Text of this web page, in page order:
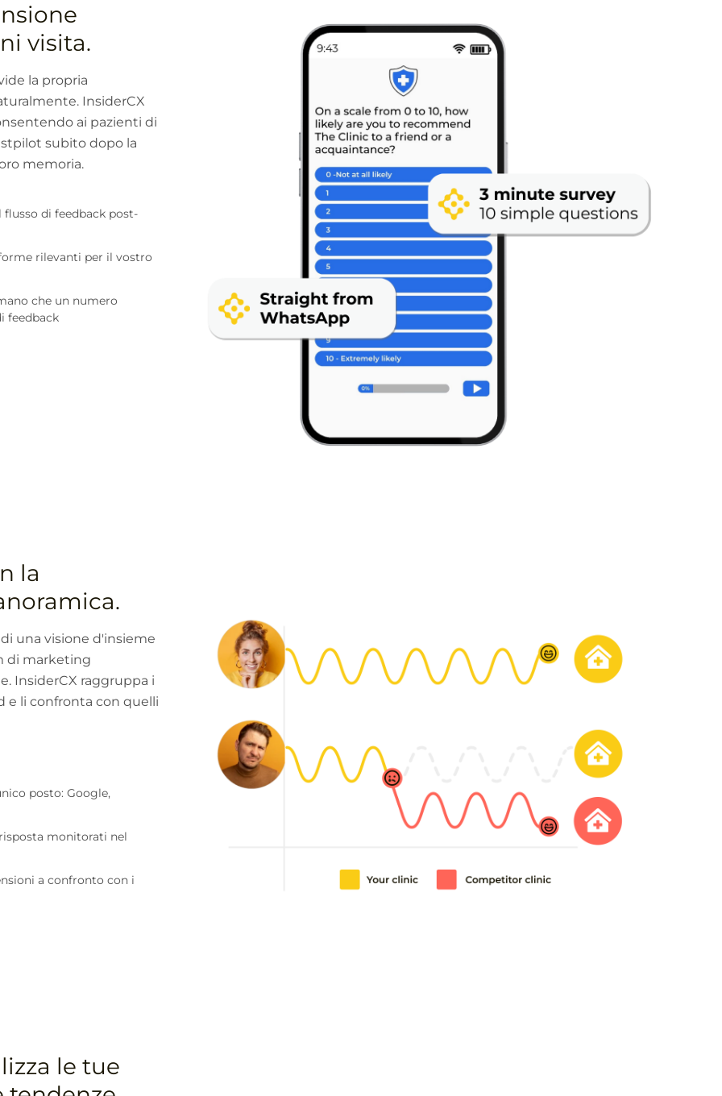
visita.
la propria
InsiderCX
ai pazienti di
subito dopo la
memoria.
di feedback post-
rilevanti per il vostro
che un numero
feedback
la
una visione d'insieme
di marketing
InsiderCX raggruppa i
e li confronta con quelli
posto: Google,
monitorati nel
a confronto con i
le tue